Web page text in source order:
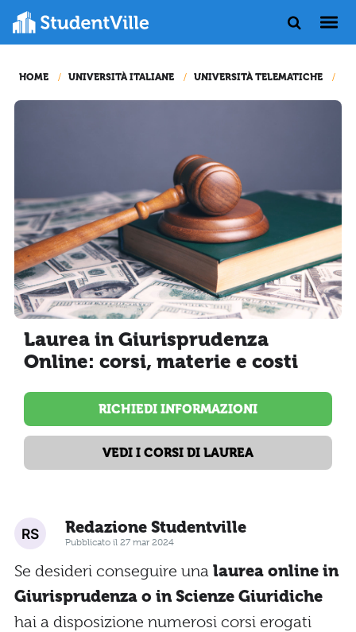
HOME UNIVERSITÀ ITALIANE UNIVERSITÀ TELEMATICHE
Laurea in Giurisprudenza
Online: corsi, materie e costi
RICHIEDI INFORMAZIONI
VEDI I CORSI DI LAUREA
Redazione Studentville
Pubblicato il 27 mar 2024
Se desideri conseguire una laurea online in
Giurisprudenza o in Scienze Giuridiche
hai a disposizione numerosi corsi erogati